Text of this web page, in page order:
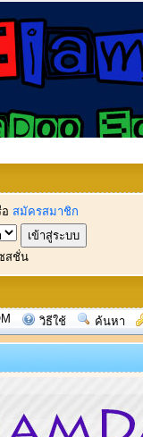
สมัครสมาชิก
สชั่น
วิธีใช้ ค้นหา